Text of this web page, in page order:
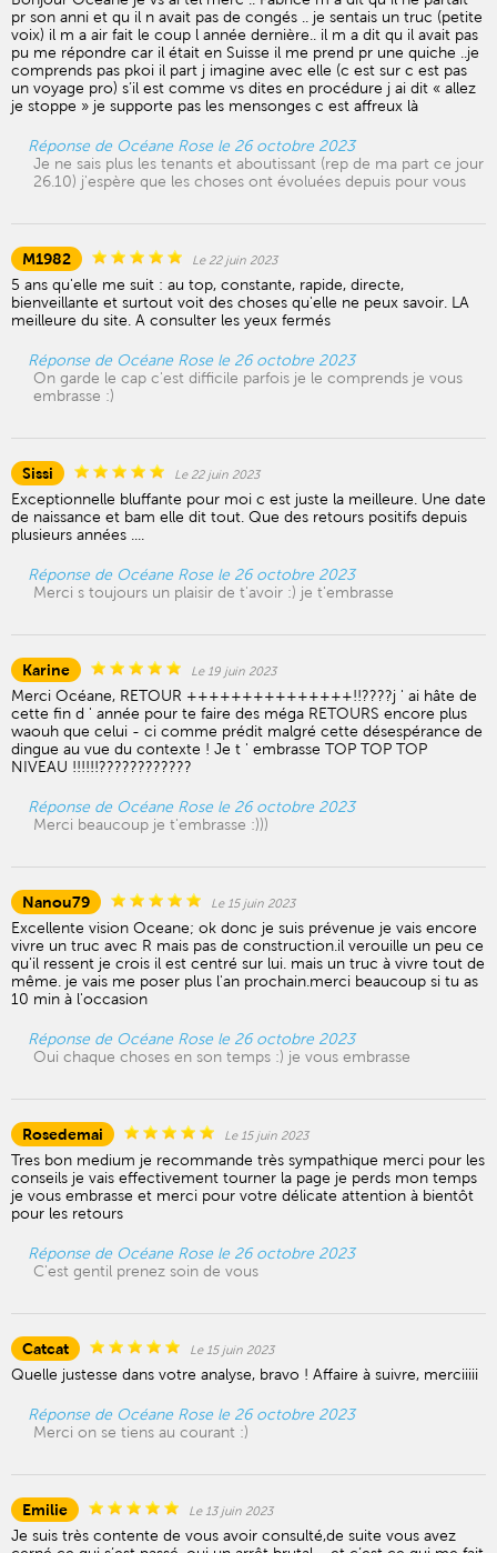
pr son anni et qu il n avait pas de congés .. je sentais un truc (petite
voix) il m a air fait le coup l année dernière.. il m a dit qu il avait pas
pu me répondre car il était en Suisse il me prend pr une quiche ..je
comprends pas pkoi il part j imagine avec elle (c est sur c est pas
un voyage pro) s’il est comme vs dites en procédure j ai dit « allez
je stoppe » je supporte pas les mensonges c est affreux là
Réponse de Océane Rose le 26 octobre 2023
Je ne sais plus les tenants et aboutissant (rep de ma part ce jour
26.10) j'espère que les choses ont évoluées depuis pour vous
M1982 Le 22 juin 2023
5 ans qu'elle me suit : au top, constante, rapide, directe,
bienveillante et surtout voit des choses qu'elle ne peux savoir. LA
meilleure du site. A consulter les yeux fermés
Réponse de Océane Rose le 26 octobre 2023
On garde le cap c'est difficile parfois je le comprends je vous
embrasse :)
Sissi Le 22 juin 2023
Exceptionnelle bluffante pour moi c est juste la meilleure. Une date
de naissance et bam elle dit tout. Que des retours positifs depuis
plusieurs années ....
Réponse de Océane Rose le 26 octobre 2023
Merci s toujours un plaisir de t'avoir :) je t'embrasse
Karine Le 19 juin 2023
Merci Océane, RETOUR +++++++++++++++!!????j ' ai hâte de
cette fin d ' année pour te faire des méga RETOURS encore plus
waouh que celui - ci comme prédit malgré cette désespérance de
dingue au vue du contexte ! Je t ' embrasse TOP TOP TOP
NIVEAU !!!!!!????????????
Réponse de Océane Rose le 26 octobre 2023
Merci beaucoup je t'embrasse :)))
Nanou79 Le 15 juin 2023
Excellente vision Oceane; ok donc je suis prévenue je vais encore
vivre un truc avec R mais pas de construction.il verouille un peu ce
qu'il ressent je crois il est centré sur lui. mais un truc à vivre tout de
même. je vais me poser plus l'an prochain.merci beaucoup si tu as
10 min à l'occasion
Réponse de Océane Rose le 26 octobre 2023
Oui chaque choses en son temps :) je vous embrasse
Rosedemai Le 15 juin 2023
Tres bon medium je recommande très sympathique merci pour les
conseils je vais effectivement tourner la page je perds mon temps
je vous embrasse et merci pour votre délicate attention à bientôt
pour les retours
Réponse de Océane Rose le 26 octobre 2023
C'est gentil prenez soin de vous
Catcat Le 15 juin 2023
Quelle justesse dans votre analyse, bravo ! Affaire à suivre, merciiiii
Réponse de Océane Rose le 26 octobre 2023
Merci on se tiens au courant :)
Emilie Le 13 juin 2023
Je suis très contente de vous avoir consulté,de suite vous avez